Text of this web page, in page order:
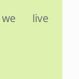
we live